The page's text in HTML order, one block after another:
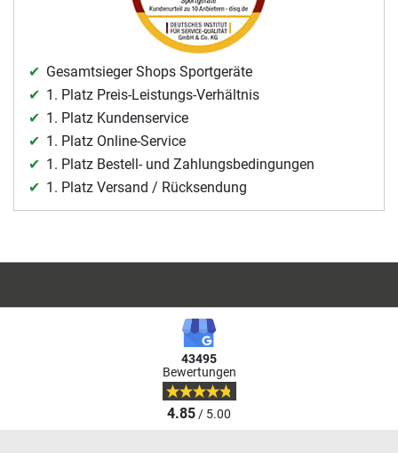
Gesamtsieger Shops Sportgeräte
1. Platz Preis-Leistungs-Verhältnis
1. Platz Kundenservice
1. Platz Online-Service
1. Platz Bestell- und Zahlungsbedingungen
1. Platz Versand / Rücksendung
43495
Bewertungen
4.85/ 5.00